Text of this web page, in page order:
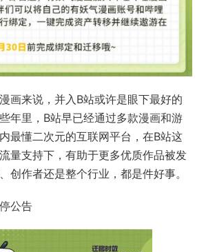
画来说，并入B站或许是眼下最好的
年里，B站早已经通过多款漫画和游
最懂二次元的互联网平台，在B站这
量支持下，有助于更多优质作品被发
创作者还是整个行业，都是件好事。
公告